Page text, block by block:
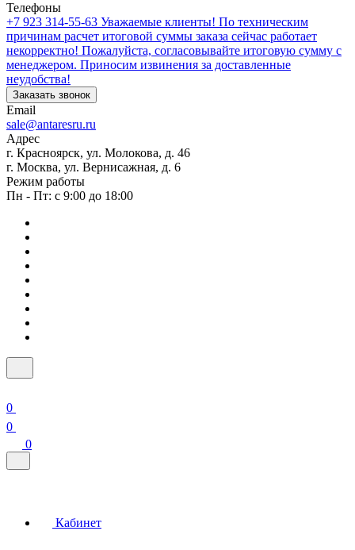
Телефоны
+7 923 314-55-63 Уважаемые клиенты! По техническим
причинам расчет итоговой суммы заказа сейчас работает
некорректно! Пожалуйста, согласовывайте итоговую сумму с
менеджером. Приносим извинения за доставленные
неудобства!
Заказать звонок
Email
sale@antaresru.ru
Адрес
г. Красноярск, ул. Молокова, д. 46
г. Москва, ул. Вернисажная, д. 6
Режим работы
Пн - Пт: с 9:00 до 18:00
0
0
0
Кабинет